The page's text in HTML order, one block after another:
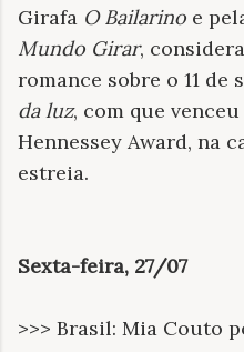
Girafa O Bailarino e
Mundo Girar,
romance sobre o 11 de
da luz, com que
Hennessey Award, na
estreia.
Sexta-feira, 27/07
>>> Brasil: Mia Couto